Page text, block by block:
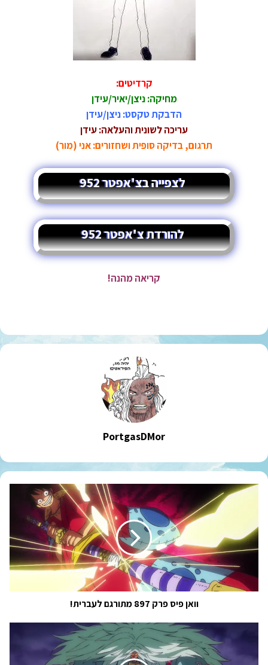
קרדיטים:
מחיקה: ניצן/יאיר/עידן
הדבקת טקסט: ניצן/עידן
עריכה לשונית והעלאה: עידן
תרגום, בדיקה סופית ושחזורים: אני (מור)
לצפייה בצ'אפטר 952
להורדת צ'אפטר 952
קריאה מהנה!
PortgasDMor
וואן
897
מתורגם
לעברית!
וואן פיס פרק 897 מתורגם לעברית!
פרק